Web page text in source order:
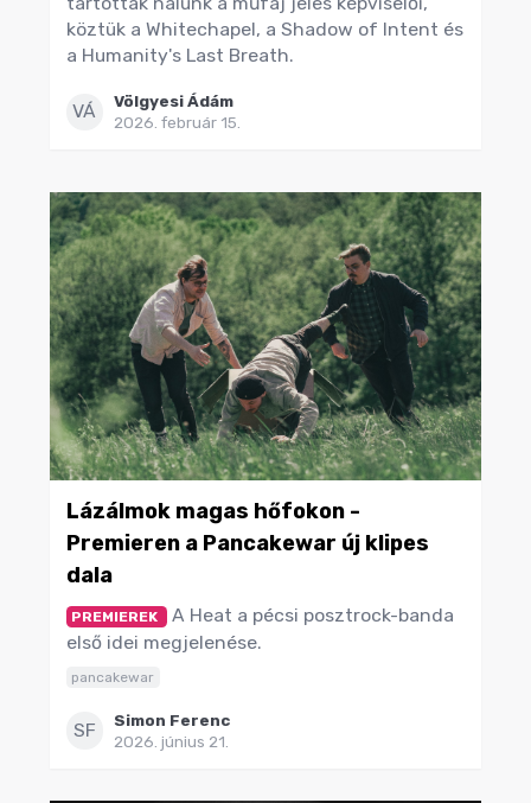
köztük a Whitechapel, a Shadow of Intent és
a Humanity's Last Breath.
VÁ
Völgyesi Ádám
2026. február 15.
Lázálmok magas hőfokon -
Premieren a Pancakewar új klipes
dala
PREMIEREK
A Heat a pécsi posztrock-banda
első idei megjelenése.
pancakewar
SF
Simon Ferenc
2026. június 21.